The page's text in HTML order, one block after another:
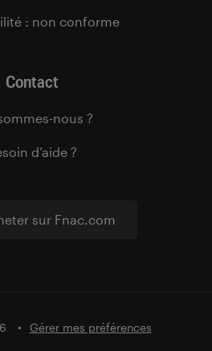
sur Fnac.com
: non conforme
Contact
nous ?
d’aide ?
Gérer mes préférences